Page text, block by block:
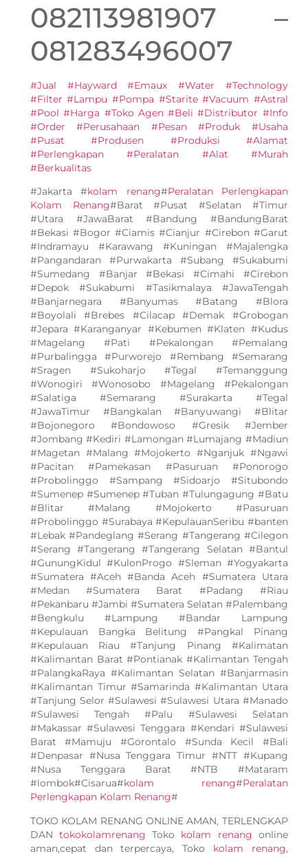
082113981907 –
081283496007
#Jual #Hayward #Emaux #Water #Technology
#Filter #Lampu #Pompa #Starite #Vacuum #Astral
#Pool #Harga #Toko Agen #Beli #Distributor #Info
#Order #Perusahaan #Pesan #Produk #Usaha
#Pusat #Produsen #Produksi #Alamat
#Perlengkapan #Peralatan #Alat #Murah
#Berkualitas
#Jakarta #kolam renang#Peralatan Perlengkapan
Kolam Renang#Barat #Pusat #Selatan #Timur
#Utara #JawaBarat #Bandung #BandungBarat
#Bekasi #Bogor #Ciamis #Cianjur #Cirebon #Garut
#Indramayu #Karawang #Kuningan #Majalengka
#Pangandaran #Purwakarta #Subang #Sukabumi
#Sumedang #Banjar #Bekasi #Cimahi #Cirebon
#Depok #Sukabumi #Tasikmalaya #JawaTengah
#Banjarnegara #Banyumas #Batang #Blora
#Boyolali #Brebes #Cilacap #Demak #Grobogan
#Jepara #Karanganyar #Kebumen #Klaten #Kudus
#Magelang #Pati #Pekalongan #Pemalang
#Purbalingga #Purworejo #Rembang #Semarang
#Sragen #Sukoharjo #Tegal #Temanggung
#Wonogiri #Wonosobo #Magelang #Pekalongan
#Salatiga #Semarang #Surakarta #Tegal
#JawaTimur #Bangkalan #Banyuwangi #Blitar
#Bojonegoro #Bondowoso #Gresik #Jember
#Jombang #Kediri #Lamongan #Lumajang #Madiun
#Magetan #Malang #Mojokerto #Nganjuk #Ngawi
#Pacitan #Pamekasan #Pasuruan #Ponorogo
#Probolinggo #Sampang #Sidoarjo #Situbondo
#Sumenep #Sumenep #Tuban #Tulungagung #Batu
#Blitar #Malang #Mojokerto #Pasuruan
#Probolinggo #Surabaya #KepulauanSeribu #banten
#Lebak #Pandeglang #Serang #Tangerang #Cilegon
#Serang #Tangerang #Tangerang Selatan #Bantul
#GunungKidul #KulonProgo #Sleman #Yogyakarta
#Sumatera #Aceh #Banda Aceh #Sumatera Utara
#Medan #Sumatera Barat #Padang #Riau
#Pekanbaru #Jambi #Sumatera Selatan #Palembang
#Bengkulu #Lampung #Bandar Lampung
#Kepulauan Bangka Belitung #Pangkal Pinang
#Kepulauan Riau #Tanjung Pinang #Kalimatan
#Kalimantan Barat #Pontianak #Kalimantan Tengah
#PalangkaRaya #Kalimantan Selatan #Banjarmasin
#Kalimantan Timur #Samarinda #Kalimantan Utara
#Tanjung Selor #Sulawesi #Sulawesi Utara #Manado
#Sulawesi Tengah #Palu #Sulawesi Selatan
#Makassar #Sulawesi Tenggara #Kendari #Sulawesi
Barat #Mamuju #Gorontalo #Sunda Kecil #Bali
#Denpasar #Nusa Tenggara Timur #NTT #Kupang
#Nusa Tenggara Barat #NTB #Mataram
#lombok#Cisarua#kolam renang#Peralatan
Perlengkapan Kolam Renang#
TOKO KOLAM RENANG ONLINE AMAN, TERLENGKAP
DANtokokolamrenang Toko kolam renang online
aman,cepat dan terpercaya, Toko kolam renang,